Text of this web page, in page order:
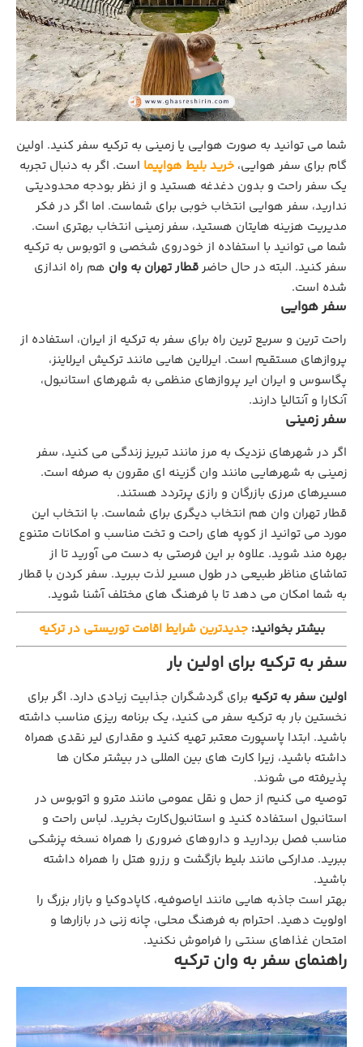
شما می توانید به صورت هوایی یا زمینی به ترکیه سفر کنید. اولین
گام برای سفر هوایی، خرید بلیط هواپیما است. اگر به دنبال تجربه
یک سفر راحت و بدون دغدغه هستید و از نظر بودجه محدودیتی
ندارید، سفر هوایی انتخاب خوبی برای شماست. اما اگر در فکر
مدیریت هزینه هایتان هستید، سفر زمینی انتخاب بهتری است.
شما می توانید با استفاده از خودروی شخصی و اتوبوس به ترکیه
سفر کنید. البته در حال حاضرقطار تهران به وان هم راه اندازی
شده است.
سفر هوایی
راحت‌ ترین و سریع‌ ترین راه برای سفر به ترکیه از ایران، استفاده از
پروازهای مستقیم است. ایرلاین‌ هایی مانند ترکیش ایرلاینز،
پگاسوس و ایران ایر پروازهای منظمی به شهرهای استانبول،
آنکارا و آنتالیا دارند.
سفر زمینی
اگر در شهرهای نزدیک به مرز مانند تبریز زندگی می‌ کنید، سفر
زمینی به شهرهایی مانند وان گزینه‌ ای مقرون‌ به‌ صرفه است.
مسیرهای مرزی بازرگان و رازی پرتردد هستند.
قطار تهران وان هم انتخاب دیگری برای شماست. با انتخاب این
مورد می توانید از کوپه های راحت و تخت مناسب و امکانات متنوع
بهره مند شوید. علاوه بر این فرصتی به دست می آورید تا از
تماشای مناظر طبیعی در طول مسیر لذت ببرید. سفر کردن با قطار
به شما امکان می دهد تا با فرهنگ های مختلف آشنا شوید.
بیشتر بخوانید: جدیدترین شرایط اقامت توریستی در ترکیه
سفر به ترکیه برای اولین بار
اولین سفر به ترکیه برای گردشگران جذابیت زیادی دارد. اگر برای
نخستین بار به ترکیه سفر می‌ کنید، یک برنامه ریزی مناسب داشته
باشید. ابتدا پاسپورت معتبر تهیه کنید و مقداری لیر نقدی همراه
داشته باشید، زیرا کارت‌ های بین‌ المللی در بیشتر مکان‌ ها
پذیرفته می‌ شوند.
توصیه می کنیم از حمل‌ و نقل عمومی مانند مترو و اتوبوس در
استانبول استفاده کنید و استانبول‌کارت بخرید. لباس راحت و
مناسب فصل بردارید و داروهای ضروری را همراه نسخه پزشکی
ببرید. مدارکی مانند بلیط بازگشت و رزرو هتل را همراه داشته
باشید.
بهتر است جاذبه‌ هایی مانند ایاصوفیه، کاپادوکیا و بازار بزرگ را
اولویت دهید. احترام به فرهنگ محلی، چانه‌ زنی در بازارها و
امتحان غذاهای سنتی را فراموش نکنید.
راهنمای سفر به وان ترکیه